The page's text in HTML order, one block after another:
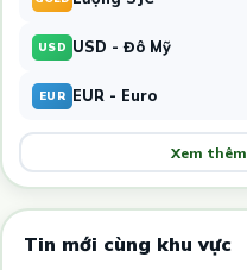
USD USD - Đô Mỹ
EUR EUR - Euro
Xem
Tin mới cùng khu vực